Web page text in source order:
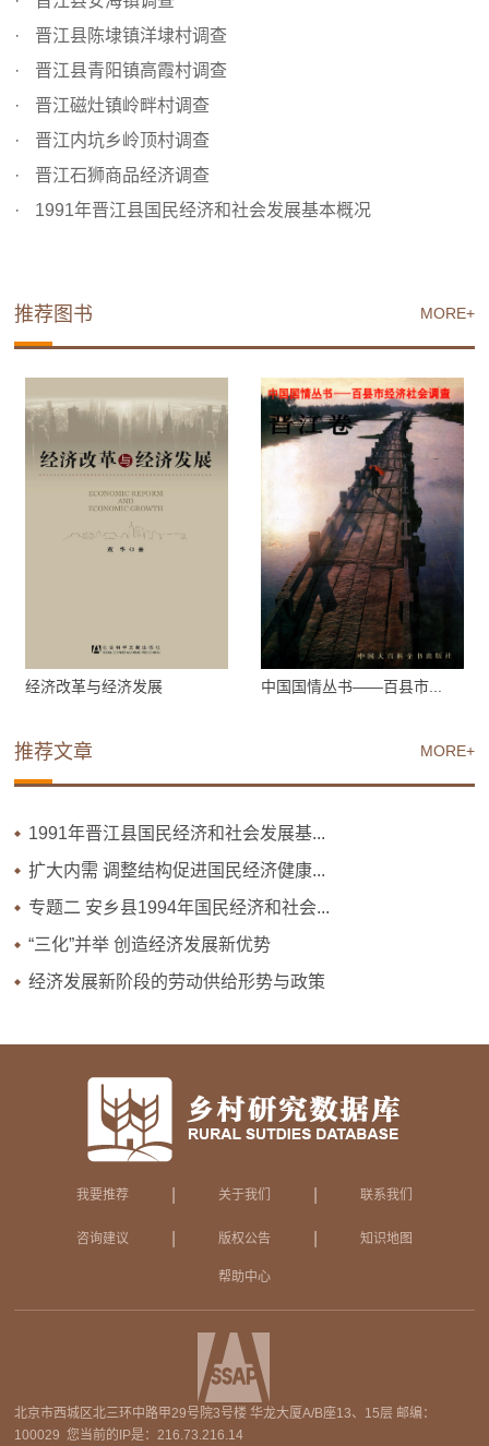
晋江县陈埭镇洋埭村调查
晋江县青阳镇高霞村调查
晋江磁灶镇岭畔村调查
晋江内坑乡岭顶村调查
晋江石狮商品经济调查
1991年晋江县国民经济和社会发展基本概况
MORE+
推荐图书
经济改革与经济发展 中国国情丛书——百县市...
MORE+
推荐文章
1991年晋江县国民经济和社会发展基...
扩大内需 调整结构促进国民经济健康...
专题二 安乡县1994年国民经济和社会...
“三化”并举 创造经济发展新优势
经济发展新阶段的劳动供给形势与政策
我要推荐 关于我们 联系我们
咨询建议 版权公告 知识地图
帮助中心
北京市西城区北三环中路甲29号院3号楼 华龙大厦A/B座13、15层 邮编：
100029 您当前的IP是： 216.73.216.14